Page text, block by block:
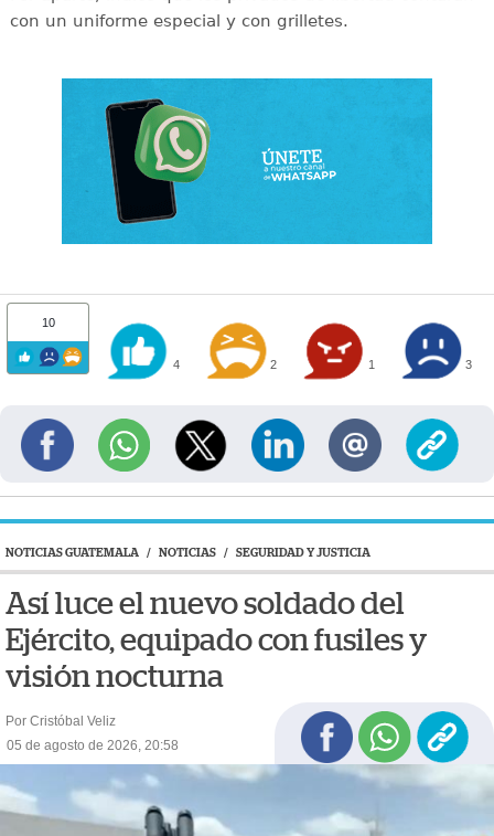
con un uniforme especial y con grilletes.
10
4 2 1 3
NOTICIAS GUATEMALA / NOTICIAS / SEGURIDAD Y JUSTICIA
Así luce el nuevo soldado del
Ejército, equipado con fusiles y
visión nocturna
Por Cristóbal Veliz
05 de agosto de 2026, 20:58